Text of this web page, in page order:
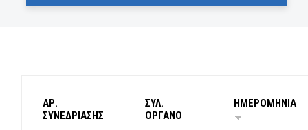
ΑΡ.
ΣΥΝΕΔΡΙΑΣΗΣ
ΣΥΛ.
ΟΡΓΑΝΟ
ΗΜΕΡΟΜΗΝΙΑ